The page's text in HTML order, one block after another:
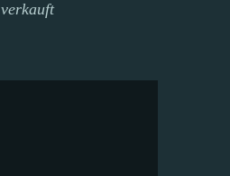
verkauft